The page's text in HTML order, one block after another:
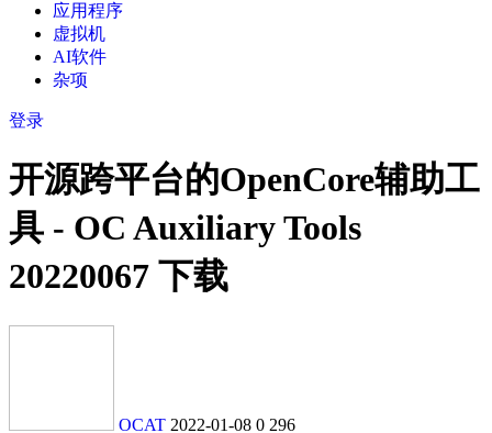
应用程序
虚拟机
AI软件
杂项
登录
开源跨平台的OpenCore辅助工
具 - OC Auxiliary Tools
20220067 下载
OCAT 2022-01-08 0 296